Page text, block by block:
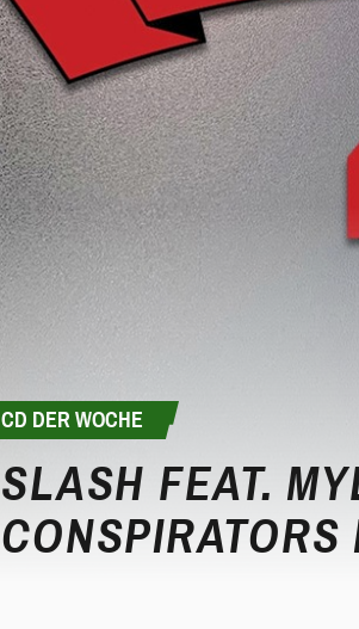
CD DER WOCHE
SLASH FEAT.
CONSPIRATORS